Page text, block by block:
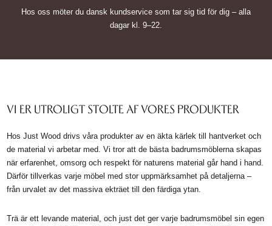
Hos oss möter du dansk kundservice som tar sig tid för dig – alla
dagar kl. 9–22.
VI ER UTROLIGT STOLTE AF VORES PRODUKTER
Hos Just Wood drivs våra produkter av en äkta kärlek till hantverket och
de material vi arbetar med. Vi tror att de bästa badrumsmöblerna skapas
när erfarenhet, omsorg och respekt för naturens material går hand i hand.
Därför tillverkas varje möbel med stor uppmärksamhet på detaljerna –
från urvalet av det massiva ekträet till den färdiga ytan.
Trä är ett levande material, och just det ger varje badrumsmöbel sin egen